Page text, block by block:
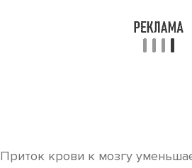
Приток крови к мозгу